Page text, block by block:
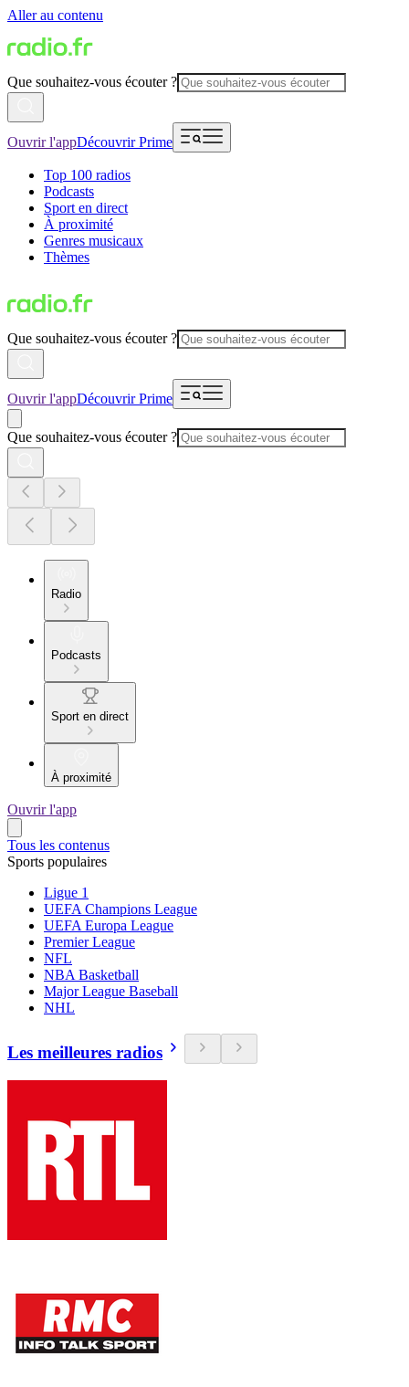
Aller au contenu
Que souhaitez-vous écouter ?
Ouvrir l'appDécouvrir Prime
Top 100 radios
Podcasts
Sport en direct
À proximité
Genres musicaux
Thèmes
Que souhaitez-vous écouter ?
Ouvrir l'appDécouvrir Prime
Que souhaitez-vous écouter ?
Radio
Podcasts
Sport en direct
À proximité
Ouvrir l'app
Tous les contenus
Sports populaires
Ligue 1
UEFA Champions League
UEFA Europa League
Premier League
NFL
NBA Basketball
Major League Baseball
NHL
Les meilleures radios